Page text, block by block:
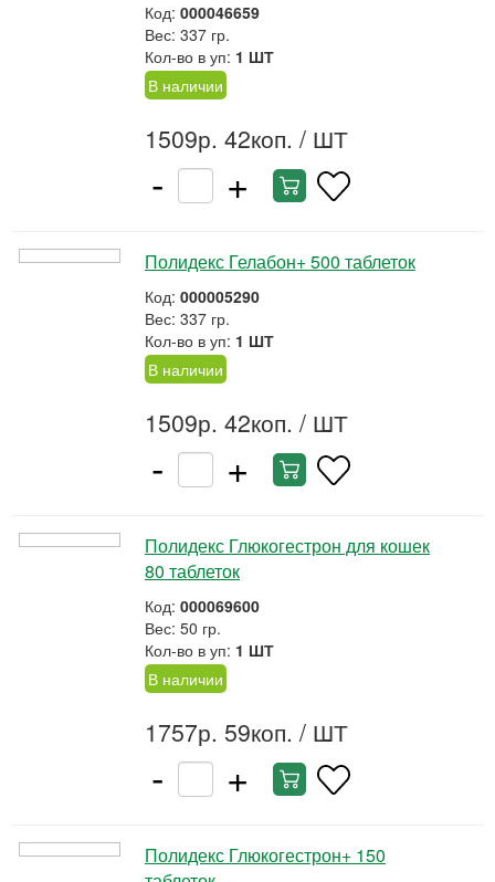
Код: 000046659
Вес: 337 гр.
Кол-во в уп: 1 ШТ
В наличии
1509р. 42коп. / ШТ
- +
Полидекс Гелабон+ 500 таблеток
Код: 000005290
Вес: 337 гр.
Кол-во в уп: 1 ШТ
В наличии
1509р. 42коп. / ШТ
- +
Полидекс Глюкогестрон для кошек
80 таблеток
Код: 000069600
Вес: 50 гр.
Кол-во в уп: 1 ШТ
В наличии
1757р. 59коп. / ШТ
- +
Полидекс Глюкогестрон+ 150